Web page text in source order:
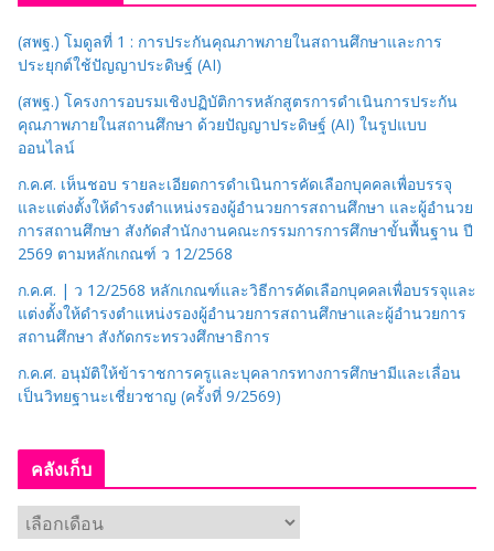
มู่
(สพฐ.) โมดูลที่ 1 : การประกันคุณภาพภายในสถานศึกษาและการ
ประยุกต์ใช้ปัญญาประดิษฐ์ (AI)
(สพฐ.) โครงการอบรมเชิงปฏิบัติการหลักสูตรการดำเนินการประกัน
คุณภาพภายในสถานศึกษา ด้วยปัญญาประดิษฐ์ (AI) ในรูปแบบ
ออนไลน์
ก.ค.ศ. เห็นชอบ รายละเอียดการดำเนินการคัดเลือกบุคคลเพื่อบรรจุ
และแต่งตั้งให้ดำรงตำแหน่งรองผู้อำนวยการสถานศึกษา และผู้อำนวย
การสถานศึกษา สังกัดสำนักงานคณะกรรมการการศึกษาขั้นพื้นฐาน ปี
2569 ตามหลักเกณฑ์ ว 12/2568
ก.ค.ศ. | ว 12/2568 หลักเกณฑ์และวิธีการคัดเลือกบุคคลเพื่อบรรจุและ
แต่งตั้งให้ดำรงตำแหน่งรองผู้อำนวยการสถานศึกษาและผู้อำนวยการ
สถานศึกษา สังกัดกระทรวงศึกษาธิการ
ก.ค.ศ. อนุมัติให้ข้าราชการครูและบุคลากรทางการศึกษามีและเลื่อน
เป็นวิทยฐานะเชี่ยวชาญ (ครั้งที่ 9/2569)
คลังเก็บ
ลั